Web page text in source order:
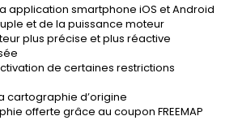
application smartphone iOS et Android
et de la puissance moteur
plus précise et plus réactive
de certaines restrictions
cartographie d’origine
offerte grâce au coupon FREEMAP